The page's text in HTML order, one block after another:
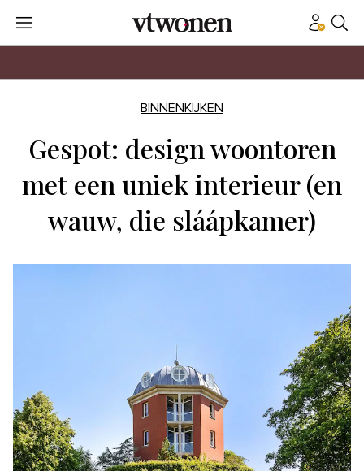
BINNENKIJKEN
Gespot: design woontoren
met een uniek interieur (en
wauw, die sláápkamer)